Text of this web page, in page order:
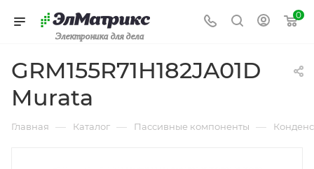
Электроника для дела
0
GRM155R71H182JA01D
Murata
Главная — Каталог — Пассивные компоненты —